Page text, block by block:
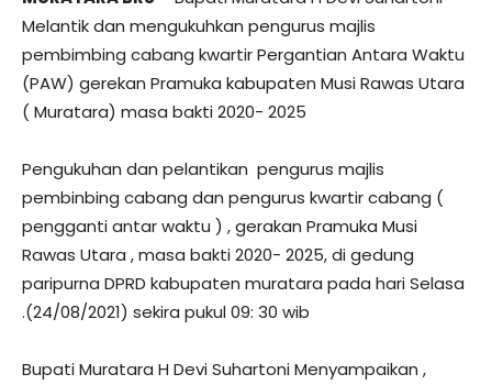
Melantik dan mengukuhkan pengurus majlis
pembimbing cabang kwartir Pergantian Antara Waktu
(PAW) gerekan Pramuka kabupaten Musi Rawas Utara
( Muratara) masa bakti 2020- 2025
Pengukuhan dan pelantikan pengurus majlis
pembinbing cabang dan pengurus kwartir cabang (
pengganti antar waktu ) , gerakan Pramuka Musi
Rawas Utara , masa bakti 2020- 2025, di gedung
paripurna DPRD kabupaten muratara pada hari Selasa
.(24/08/2021) sekira pukul 09: 30 wib
Bupati Muratara H Devi Suhartoni Menyampaikan ,